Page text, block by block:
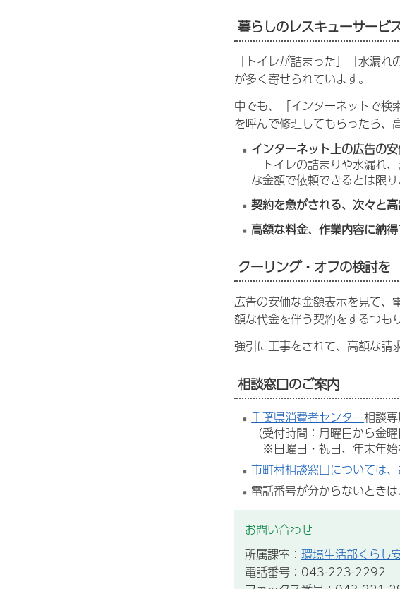
暮らしのレスキューサービ
「トイレが詰まった」「水漏
が多く寄せられています。
中でも、「インターネットで検
を呼んで修理してもらったら、
インターネット上の広告の
トイレの詰まりや水漏れ
な金額で依頼できるとは限り
契約を急がされる、次々と
高額な料金、作業内容に納
クーリング・オフの検討を
広告の安価な金額表示を見て、
額な代金を伴う契約をするつも
強引に工事をされて、高額な請
相談窓口のご案内
千葉県消費者センター相談
（受付時間：月曜日から金
※日曜日・祝日、年末年始
市町村相談窓口については
電話番号が分からないとき
お問い合わせ
所属課室： 環境生活部くらし
電話番号：043-223-2292